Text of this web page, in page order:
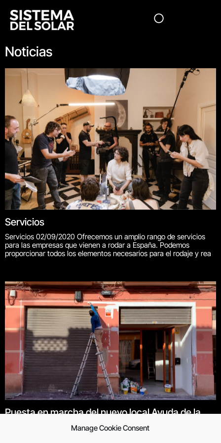
Manage Cookie Consent
Noticias
Servicios
Servicios 02/09/2020 Ofrecemos un amplio rango de servicios
para las empresas que vienen a rodar a España. Podemos
proporcionar todos los elementos necesarios para el rodaje y rea
Puesta en marcha del nuevo local Ayuda de la
Conselleria de Economía Sostenible, Sectores
Productivos, Comercio y Trabajo